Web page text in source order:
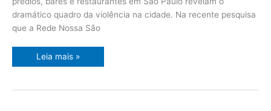
dramático quadro da violência na cidade. Na recente pesquisa
que a Rede Nossa São
S.Paulo
Leia mais »